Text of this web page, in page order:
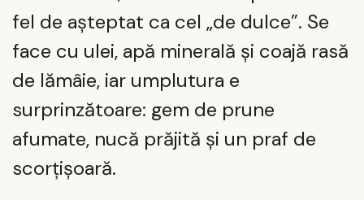
fel de așteptat ca cel „de dulce”. Se
face cu ulei, apă minerală și coajă rasă
de lămâie, iar umplutura e
surprinzătoare: gem de prune
afumate, nucă prăjită și un praf de
scorțișoară.